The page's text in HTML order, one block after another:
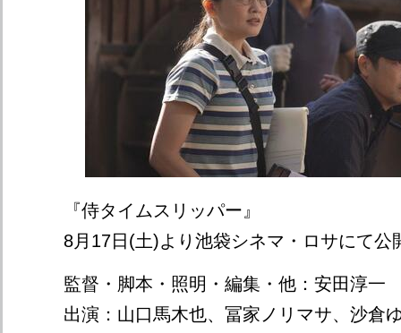
『侍タイムスリッパー』
8月17日(土)より池袋シネマ・ロサにて公
監督・脚本・照明・編集・他：安田淳一
出演：山口馬木也、冨家ノリマサ、沙倉